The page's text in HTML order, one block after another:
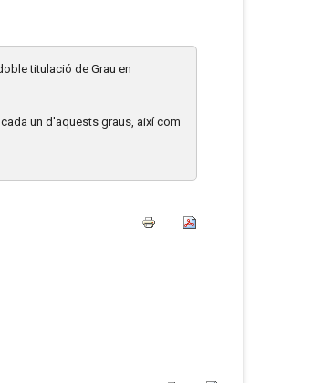
titulació de Grau en
un d'aquests graus, així com